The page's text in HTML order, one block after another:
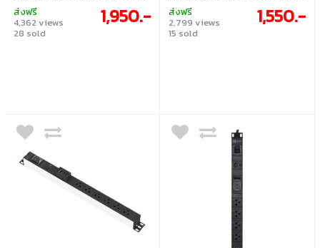
เพราะให้เต้ารับมาถึง 8 ช่อง พร้อมสายยาว 3
เมตร ใช้งานสะดวก ครอบคลุมทุกมุมห้อง • 8
เต้ารับ • 1 สวิตช์ • 3 เมตร • 3,680 วัตต์
ส่งฟรี
4,362 views
28 sold
1,950.-
เคลือบนิกเกิล, แผงวงจร Copper Bar, ม่าน
นิรภัย Eyes Shutter และโครงสร้างอลูมิเนียม
อัลลอย ทนแรงกระแทก-ความร้อน เหมาะ
ส่งฟรี
2,799 views
15 sold
1,550.-